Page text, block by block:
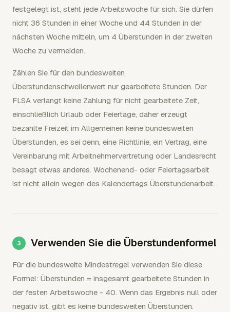
festgelegt ist, steht jede Arbeitswoche für sich. Sie dürfen
nicht 36 Stunden in einer Woche und 44 Stunden in der
nächsten Woche mitteln, um 4 Überstunden in der zweiten
Woche zu vermeiden.
Zählen Sie für den bundesweiten
Überstundenschwellenwert nur gearbeitete Stunden. Der
FLSA verlangt keine Zahlung für nicht gearbeitete Zeit,
einschließlich Urlaub oder Feiertage, daher erzeugt
bezahlte Freizeit im Allgemeinen keine bundesweiten
Überstunden, es sei denn, eine Richtlinie, ein Vertrag, eine
Vereinbarung mit Arbeitnehmervertretung oder Landesrecht
besagt etwas anderes. Wochenend- oder Feiertagsarbeit
ist nicht allein wegen des Kalendertags Überstundenarbeit.
Verwenden Sie die Überstundenformel
Für die bundesweite Mindestregel verwenden Sie diese
Formel: Überstunden = insgesamt gearbeitete Stunden in
der festen Arbeitswoche - 40. Wenn das Ergebnis null oder
negativ ist, gibt es keine bundesweiten Überstunden.